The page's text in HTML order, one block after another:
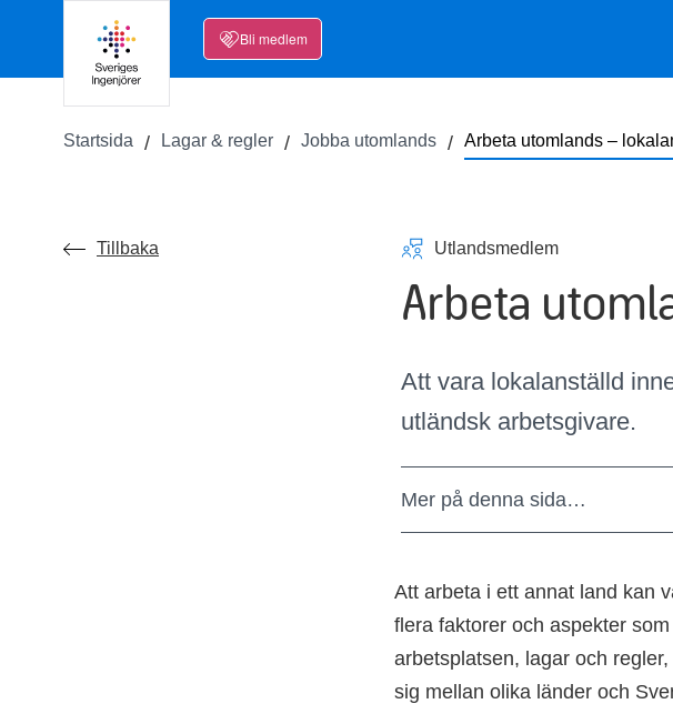
Bli medlem
Startsida Lagar & regler Jobba utomlands Arbeta utomlands –
Tillbaka Utlandsmedlem
Arbeta
Att vara lokalanställd
utländsk arbetsgivare.
Mer på denna sida…
Att arbeta i ett annat land kan
flera faktorer och aspekter
arbetsplatsen, lagar och
sig mellan olika länder och